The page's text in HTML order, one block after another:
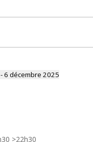
- 6 décembre 2025
>22h30